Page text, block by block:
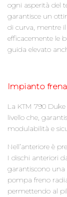
ogni asperità del
garantisce un
di curva, mentre
efficacemente le
guida elevato
Impianto
La KTM 790
livello che,
modulabilità e
Nell’anteriore è
I dischi anteriori
garantiscono una
pompa freno
permettendo al